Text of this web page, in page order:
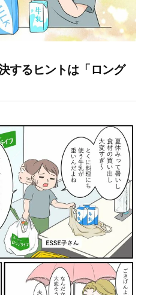
するヒントは「ロング